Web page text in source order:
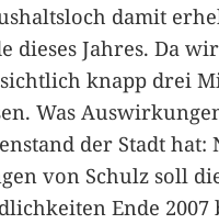
damit
dieses Jahres. Da
knapp drei
Was
der Stadt hat:
von Schulz soll
Ende 2007